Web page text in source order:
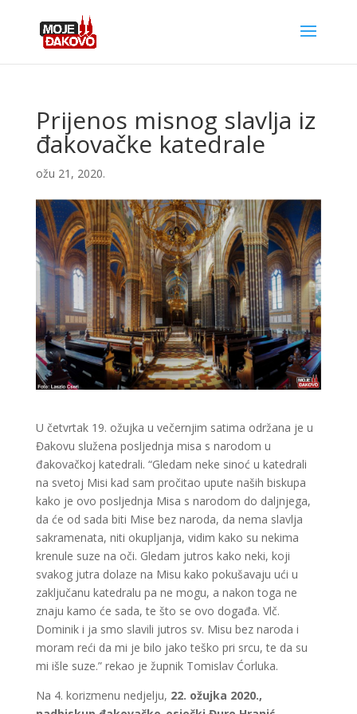
Prijenos misnog slavlja iz
đakovačke katedrale
ožu 21, 2020.
U četvrtak 19. ožujka u večernjim satima održana je u
Đakovu služena posljednja misa s narodom u
đakovačkoj katedrali. “Gledam neke sinoć u katedrali
na svetoj Misi kad sam pročitao upute naših biskupa
kako je ovo posljednja Misa s narodom do daljnjega,
da će od sada biti Mise bez naroda, da nema slavlja
sakramenata, niti okupljanja, vidim kako su nekima
krenule suze na oči. Gledam jutros kako neki, koji
svakog jutra dolaze na Misu kako pokušavaju ući u
zaključanu katedralu pa ne mogu, a nakon toga ne
znaju kamo će sada, te što se ovo događa. Vlč.
Dominik i ja smo slavili jutros sv. Misu bez naroda i
moram reći da mi je bilo jako teško pri srcu, te da su
mi išle suze.” rekao je župnik Tomislav Ćorluka.
Na 4. korizmenu nedjelju, 22. ožujka 2020.,